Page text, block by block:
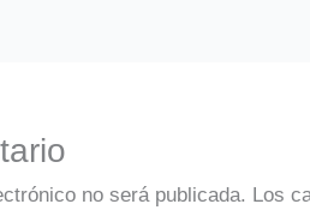
no será publicada. Los